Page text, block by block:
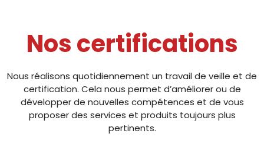
Nos certifications
Nous réalisons quotidiennement un travail de veille et de
certification. Cela nous permet d’améliorer ou de
développer de nouvelles compétences et de vous
proposer des services et produits toujours plus
pertinents.